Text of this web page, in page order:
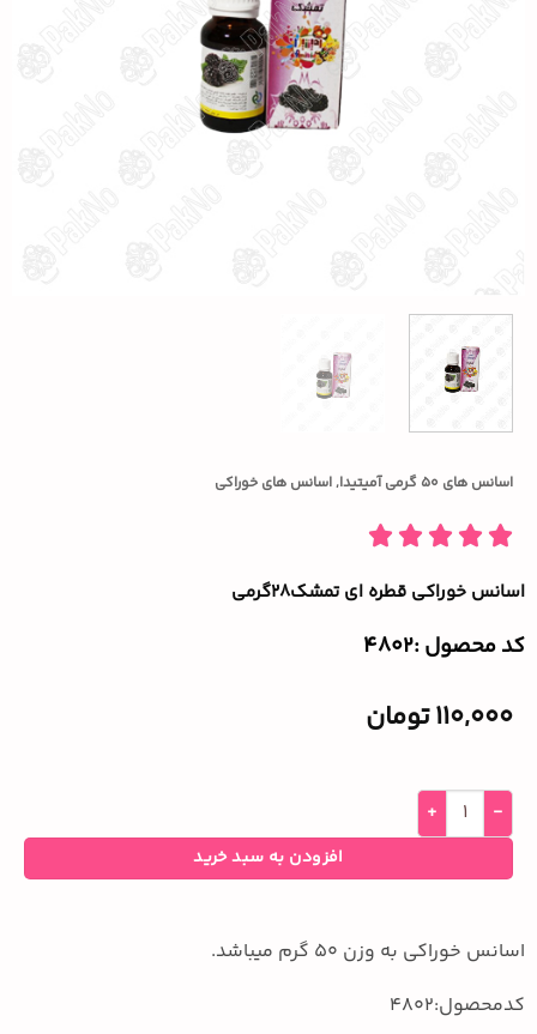
اسانس های ۵۰ گرمی آمیتیدا ,اسانس های خوراکی
اسانس خوراکی قطره ای تمشک۲۸گرمی
کد محصول :‌4802
110,000تومان
افزودن به سبد خرید
اسانس خوراکی به وزن 50 گرم میباشد.
کدمحصول:4802